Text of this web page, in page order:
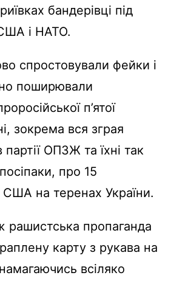
бандерівці під
і НАТО.
спростовували фейки і
поширювали
п’ятої
зокрема вся зграя
партії ОПЗЖ та їхні так
про 15
США на теренах України.
пропаганда
карту з рукава на
всіляко